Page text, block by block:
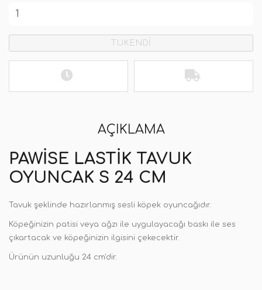
TÜKENDİ
AÇIKLAMA
PAWISE LASTIK TAVUK
OYUNCAK S 24 CM
Tavuk şeklinde hazırlanmış sesli köpek oyuncağıdır.
Köpeğinizin patisi veya ağzı ile uygulayacağı baskı ile ses
çıkartacak ve köpeğinizin ilgisini çekecektir.
Ürünün uzunluğu 24 cm'dir.